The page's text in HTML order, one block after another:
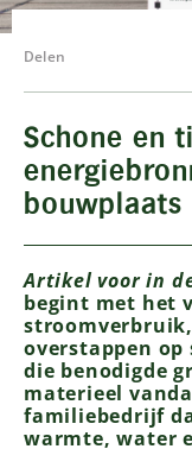
Delen
Schone en
bouwplaats
Artikel voor in
begint met het
overstappen op
die benodigde
materieel
familiebedrijf
warmte, water